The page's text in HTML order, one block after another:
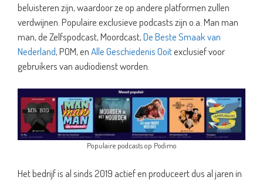
beluisteren zijn, waardoor ze op andere platformen zullen
verdwijnen. Populaire exclusieve podcasts zijn o.a. Man man
man, de Zelfspodcast, Moordcast,De Beste Smaak van
Nederland, POM, enAlle Geschiedenis Ooitexclusief voor
gebruikers van audiodienst worden.
Populaire podcasts op Podimo
Het bedrijf is al sinds 2019 actief en produceert dus al jaren in